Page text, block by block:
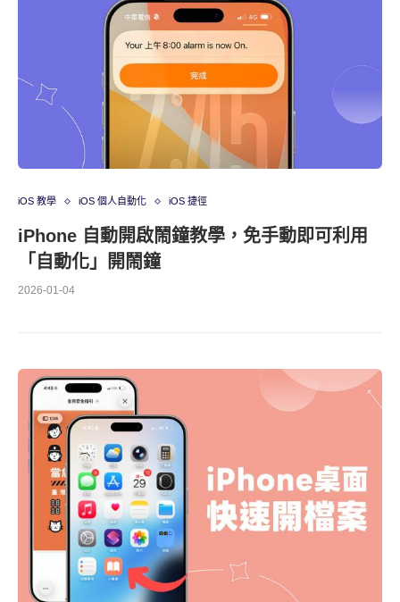
iOS 教學 iOS 個人自動化 iOS 捷徑
iPhone 自動開啟鬧鐘教學，免手動即可利用
「自動化」開鬧鐘
2026-01-04